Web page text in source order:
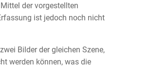
der vorgestellten
ist jedoch noch nicht
Bilder der gleichen Szene,
werden können, was die